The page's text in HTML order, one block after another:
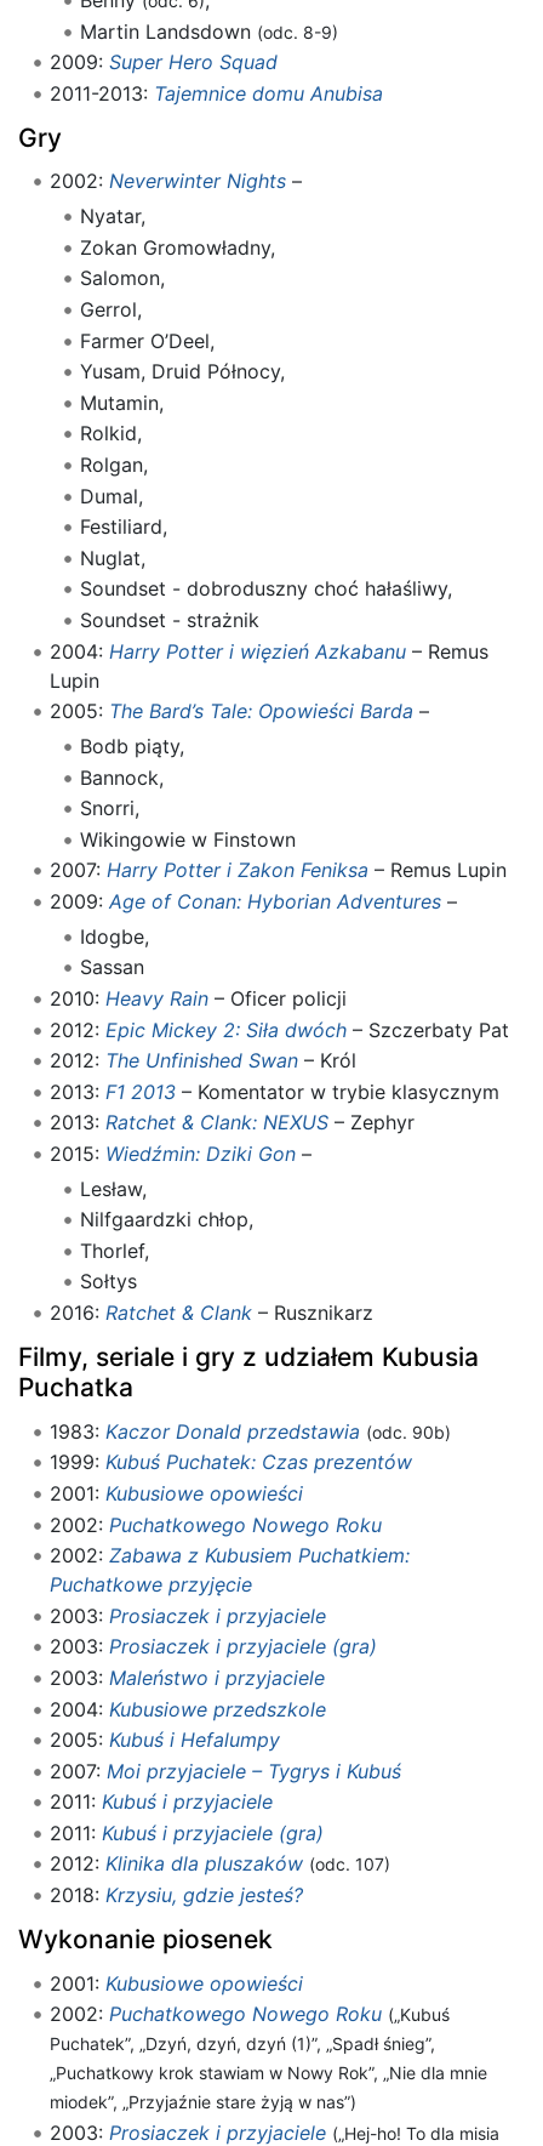
Martin Landsdown (odc. 8-9)
2009: Super Hero Squad
2011-2013: Tajemnice domu Anubisa
Gry
2002: Neverwinter Nights–
Nyatar,
Zokan Gromowładny,
Salomon,
Gerrol,
Farmer O’Deel,
Yusam, Druid Północy,
Mutamin,
Rolkid,
Rolgan,
Dumal,
Festiliard,
Nuglat,
Soundset - dobroduszny choć hałaśliwy,
Soundset - strażnik
2004: Harry Potter i więzień Azkabanu– Remus
Lupin
2005: The Bard’s Tale: Opowieści Barda –
Bodb piąty,
Bannock,
Snorri,
Wikingowie w Finstown
2007: Harry Potter i Zakon Feniksa – Remus Lupin
2009: Age of Conan: Hyborian Adventures–
Idogbe,
Sassan
2010: Heavy Rain– Oficer policji
2012: Epic Mickey 2: Siła dwóch– Szczerbaty Pat
2012: The Unfinished Swan– Król
2013: F1 2013– Komentator w trybie klasycznym
2013: Ratchet & Clank: NEXUS– Zephyr
2015: Wiedźmin: Dziki Gon–
Lesław,
Nilfgaardzki chłop,
Thorlef,
Sołtys
2016: Ratchet & Clank– Rusznikarz
Filmy, seriale i gry z udziałem Kubusia
Puchatka
1983: Kaczor Donald przedstawia (odc. 90b)
1999: Kubuś Puchatek: Czas prezentów
2001: Kubusiowe opowieści
2002: Puchatkowego Nowego Roku
2002: Zabawa z Kubusiem Puchatkiem:
Puchatkowe przyjęcie
2003: Prosiaczek i przyjaciele
2003: Prosiaczek i przyjaciele (gra)
2003: Maleństwo i przyjaciele
2004: Kubusiowe przedszkole
2005: Kubuś i Hefalumpy
2007: Moi przyjaciele – Tygrys i Kubuś
2011: Kubuś i przyjaciele
2011: Kubuś i przyjaciele (gra)
2012: Klinika dla pluszaków (odc. 107)
2018: Krzysiu, gdzie jesteś?
Wykonanie piosenek
2001: Kubusiowe opowieści
2002: Puchatkowego Nowego Roku („Kubuś
Puchatek”, „Dzyń, dzyń, dzyń (1)”, „Spadł śnieg”,
„Puchatkowy krok stawiam w Nowy Rok”, „Nie dla mnie
miodek”, „Przyjaźnie stare żyją w nas”)
2003: Prosiaczek i przyjaciele („Hej-ho! To dla misia